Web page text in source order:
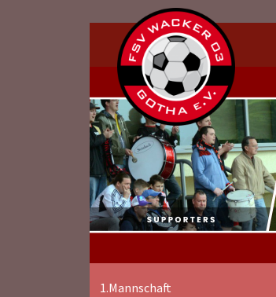
1.Mannschaft